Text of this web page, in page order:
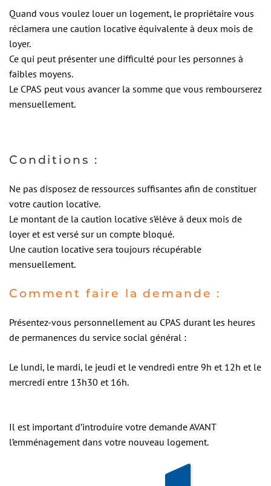
Quand vous voulez louer un logement, le propriétaire vous
réclamera une caution locative équivalente à deux mois de
loyer.
Ce qui peut présenter une difficulté pour les personnes à
faibles moyens.
Le CPAS peut vous avancer la somme que vous rembourserez
mensuellement.
Conditions :
Ne pas disposez de ressources suffisantes afin de constituer
votre caution locative.
Le montant de la caution locative s’élève à deux mois de
loyer et est versé sur un compte bloqué.
Une caution locative sera toujours récupérable
mensuellement.
Comment faire la demande :
Présentez-vous personnellement au CPAS durant les heures
de permanences du service social général :
Le lundi, le mardi, le jeudi et le vendredi entre 9h et 12h et le
mercredi entre 13h30 et 16h.
Il est important d’introduire votre demande AVANT
l’emménagement dans votre nouveau logement.